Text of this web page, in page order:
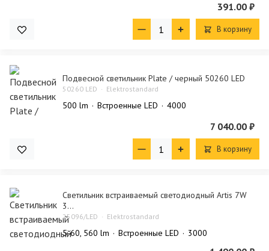
391.00 ₽
В корзину
Подвесной светильник Plate / черный 50260 LED
50260 LED Elektrostandard
500 lm Встроенные LED 4000
7 040.00 ₽
В корзину
Светильник встраиваемый светодиодный Artis 7W
3...
25096/LED Elektrostandard
5-60, 560 lm Встроенные LED 3000